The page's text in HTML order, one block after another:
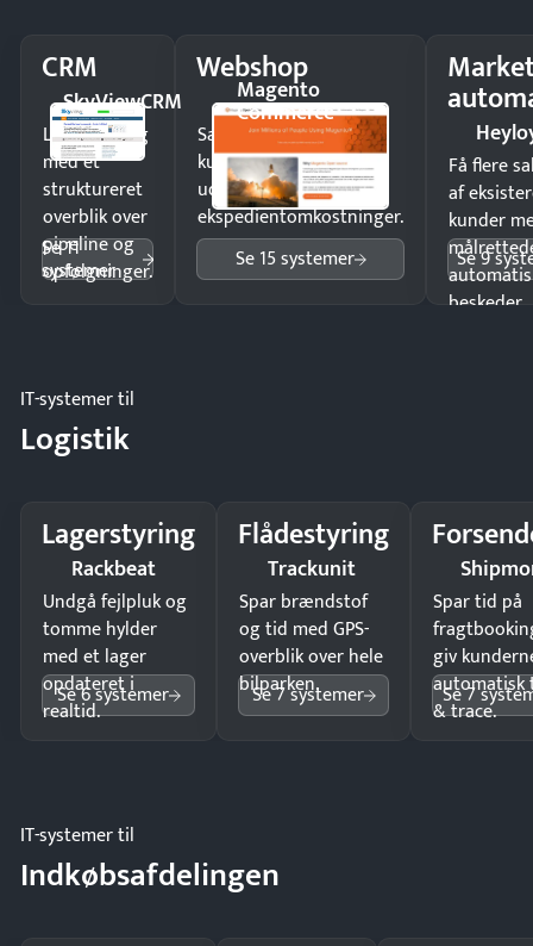
CRM
SkyViewCRM
Luk flere salg
med et
struktureret
overblik over
pipeline og
opfølgninger.
Se 11
systemer
Webshop
Magento
Commerce
Sælg produkter 24/7 til
kunder i hele landet
uden
ekspedientomkostninger.
Se 15 systemer
Få flere
af
kunder
beskeder.
Se 9
IT-systemer til
Logistik
Lagerstyring
Rackbeat
Undgå fejlpluk og
tomme hylder
med et lager
opdateret i
realtid.
Se 6 systemer
Flådestyring
Trackunit
Spar brændstof
og tid med GPS-
overblik over hele
bilparken.
Se 7 systemer
Spar tid på
giv
automatisk
& trace.
Se 7
IT-systemer til
Indkøbsafdelingen